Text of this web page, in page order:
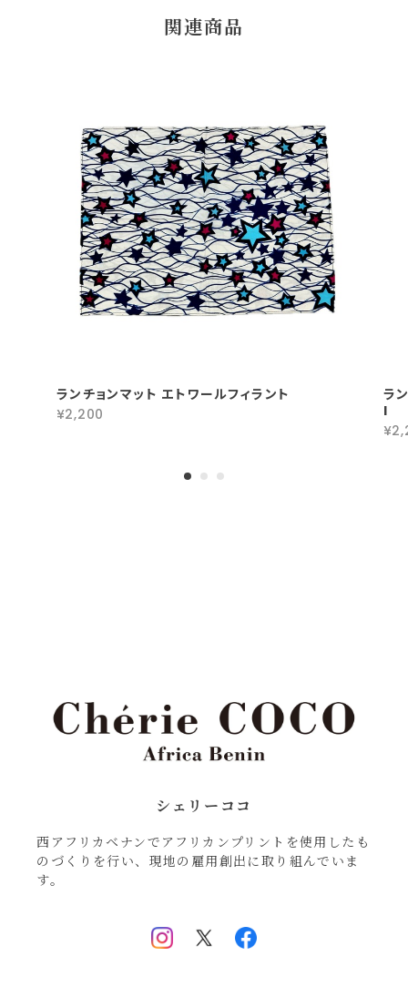
関連商品
ランチョンマット エトワールフィラント
¥2,200
ラ
l
シェリーココ
西アフリカベナンでアフリカンプリントを使用したも
のづくりを行い、現地の雇用創出に取り組んでいま
す。